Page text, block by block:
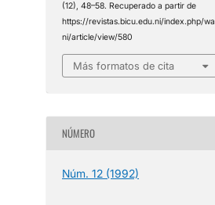
(12), 48–58. Recuperado a partir de
https://revistas.bicu.edu.ni/index.php/wa
ni/article/view/580
Más formatos de cita
NÚMERO
Núm. 12 (1992)